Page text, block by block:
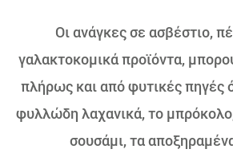
Οι ανάγκες σε ασβέστιο,
γαλακτοκομικά προϊόντα,
πλήρως και από φυτικές πηγές
φυλλώδη λαχανικά, το
σουσάμι, τα